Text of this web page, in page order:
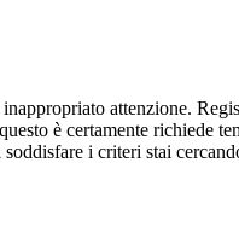
attenzione.
è certamente richiede
i criteri stai